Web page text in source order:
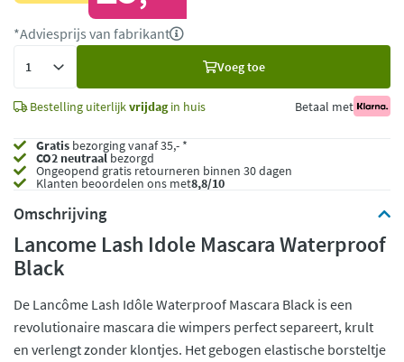
*Adviesprijs van fabrikant
Voeg toe
Bestelling uiterlijkvrijdagin huis Betaal met
Gratis bezorging vanaf 35,- *
CO2 neutraalbezorgd
Ongeopend gratis retourneren binnen 30 dagen
Klanten beoordelen ons met8,8/10
Omschrijving
Lancome Lash Idole Mascara Waterproof
Black
De Lancôme Lash Idôle Waterproof Mascara Black is een
revolutionaire mascara die wimpers perfect separeert, krult
en verlengt zonder klontjes. Het gebogen elastische borsteltje